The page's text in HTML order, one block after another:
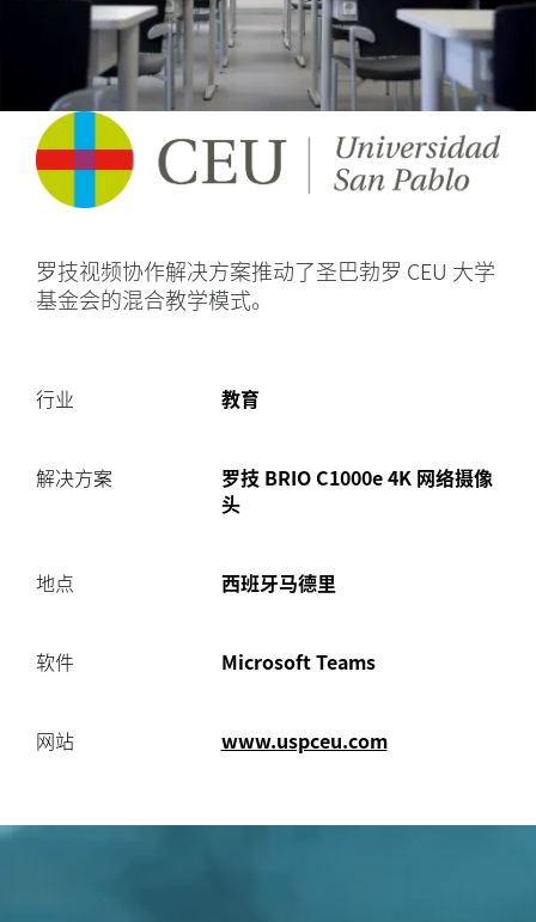
罗技视频协作解决方案推动了圣巴勃罗 CEU 大学
基金会的混合教学模式。
行业 教育
解决方案
罗技 BRIO C1000e 4K 网络摄像
头
地点 西班牙马德里
软件 Microsoft Teams
网站 www.uspceu.com